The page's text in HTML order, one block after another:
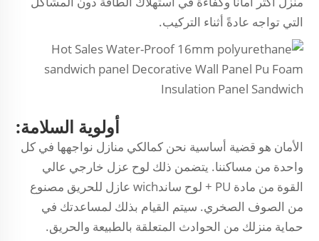
التي تواجه عادةً أثناء التركيب.
أولوية السلامة:
الأمان هو قضية أساسية نحن كمالكي منازل نواجهها في كل
واحدة من مساكننا. يتضمن ذلك لوح عزل خارجي عالي
القوة من مادة PU + لوح ساندwich عازل للحريق مصنوع
من الصوف الصخري. سيتم القيام بذلك لمساعدتك في
حماية منزلك من الحوادث المتعلقة بالطبيعة والحريق.